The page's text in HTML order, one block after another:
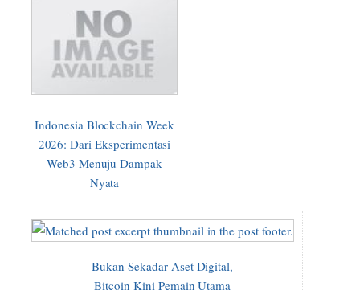
Indonesia Blockchain Week
2026: Dari Eksperimentasi
Web3 Menuju Dampak
Nyata
Bukan Sekadar Aset Digital,
Bitcoin Kini Pemain Utama